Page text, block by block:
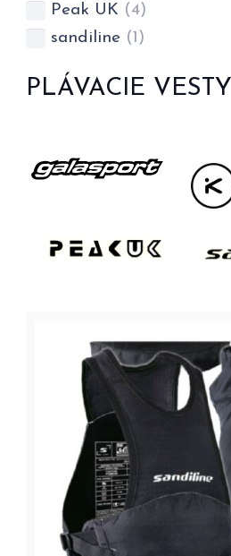
Peak UK (4)
sandiline (1)
PLÁVACIE VESTY